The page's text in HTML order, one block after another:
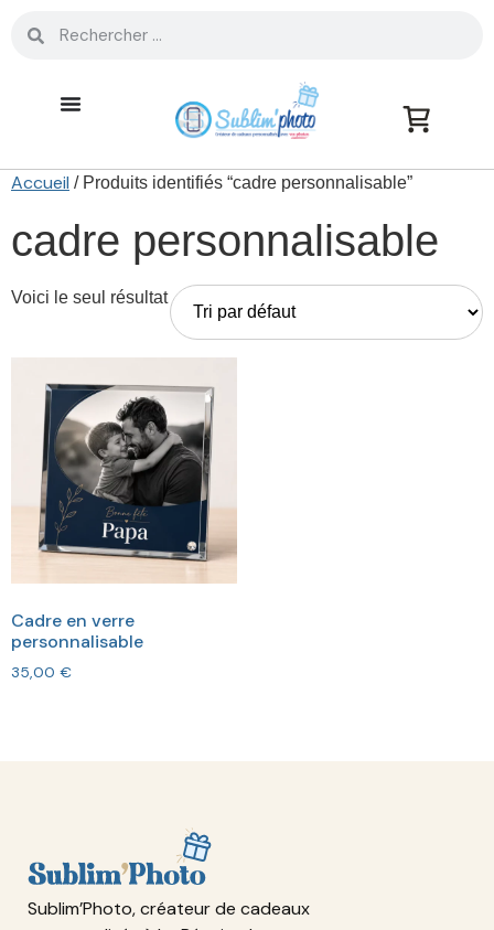
Accueil / Produits identifiés “cadre personnalisable”
cadre personnalisable
Voici le seul résultat
Cadre en verre
personnalisable
35,00 €
Sublim’Photo, créateur de cadeaux